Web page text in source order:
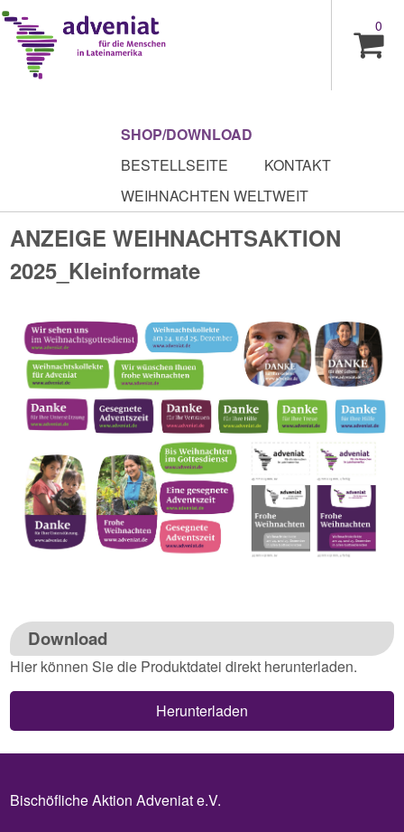
0
SHOP/DOWNLOAD
BESTELLSEITE
KONTAKT
WEIHNACHTEN WELTWEIT
ANZEIGE WEIHNACHTSAKTION
2025_Kleinformate
Download
Hier können Sie die Produktdatei direkt herunterladen.
Herunterladen
Bischöfliche Aktion Adveniat e.V.